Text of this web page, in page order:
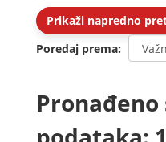
Prikaži napredno
Poredaj prema
Pronađeno